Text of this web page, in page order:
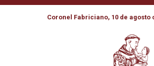
Coronel Fabriciano, 10 de agosto